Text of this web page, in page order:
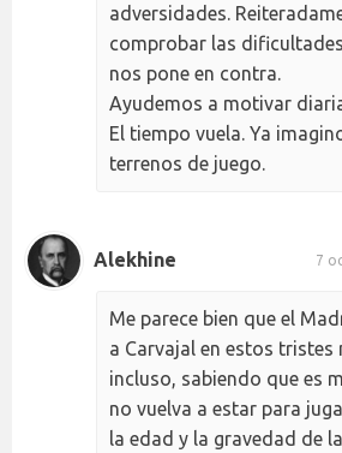
adversidades.
comprobar las
nos pone en contra.
Ayudemos a motivar
El tiempo vuela. Ya
terrenos de juego.
Alekhine 7
Me parece bien que el
a Carvajal en estos tristes
incluso, sabiendo que es
no vuelva a estar para
la edad y la gravedad de